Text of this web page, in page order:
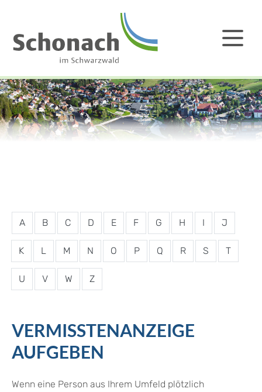
A B C D E F G H I J
K L M N O P Q R S T
U V W Z
VERMISSTENANZEIGE
AUFGEBEN
Wenn eine Person aus Ihrem Umfeld plötzlich